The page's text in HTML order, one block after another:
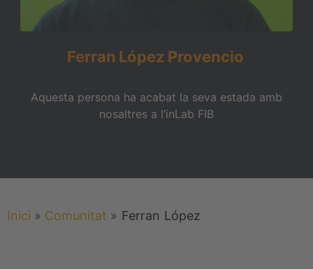
Ferran López Provencio
Aquesta persona ha acabat la seva estada amb
nosaltres a l’inLab FIB
Inici » Comunitat » Ferran López